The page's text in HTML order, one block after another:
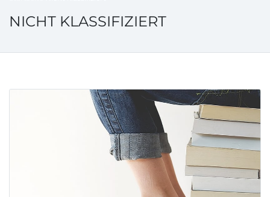
NICHT KLASSIFIZIERT